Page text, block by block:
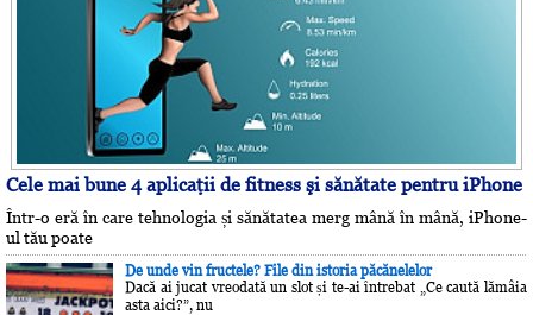
Cele mai bune 4 aplicaţii de fitness şi sănătate pentru iPhone
Într-o eră în care tehnologia și sănătatea merg mână în mână, iPhone-
ul tău poate
De unde vin fructele? File din istoria păcănelelor
Dacă ai jucat vreodată un slot și te-ai întrebat „Ce caută lămâia
asta aici?”, nu